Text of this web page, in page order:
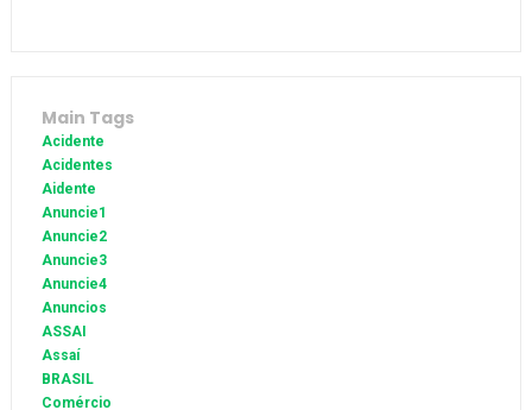
Main Tags
Acidente
Acidentes
Aidente
Anuncie1
Anuncie2
Anuncie3
Anuncie4
Anuncios
ASSAI
Assaí
BRASIL
Comércio